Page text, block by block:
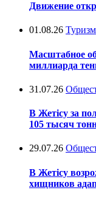
Движение
01.08.26 Туризм
Масштабное
миллиарда
31.07.26
В Жетісу за
105 тысяч
29.07.26
В Жетісу
хищников